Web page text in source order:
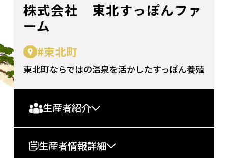
株式会社 東北すっぽんファ
ーム
#東北町
東北町ならではの温泉を活かしたすっぽん養殖
生産者紹介
生産者情報詳細